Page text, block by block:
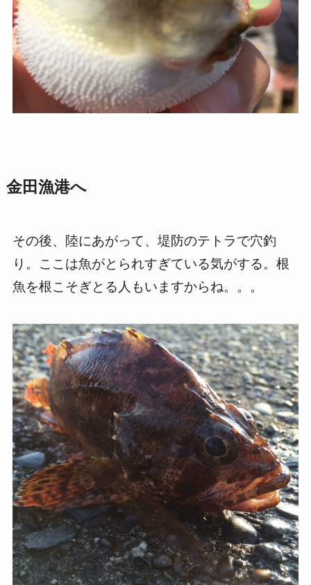
金田漁港へ
その後、陸にあがって、堤防のテトラで穴釣
り。ここは魚がとられすぎている気がする。根
魚を根こそぎとる人もいますからね。。。